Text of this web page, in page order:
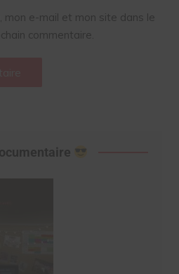
mon e-mail et mon site dans le
commentaire.